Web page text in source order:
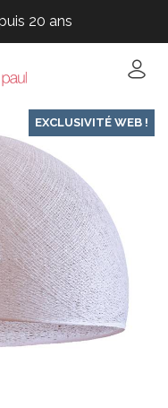
20 ans
20 ans
20 ans
EXCLUSIVITÉ WEB !